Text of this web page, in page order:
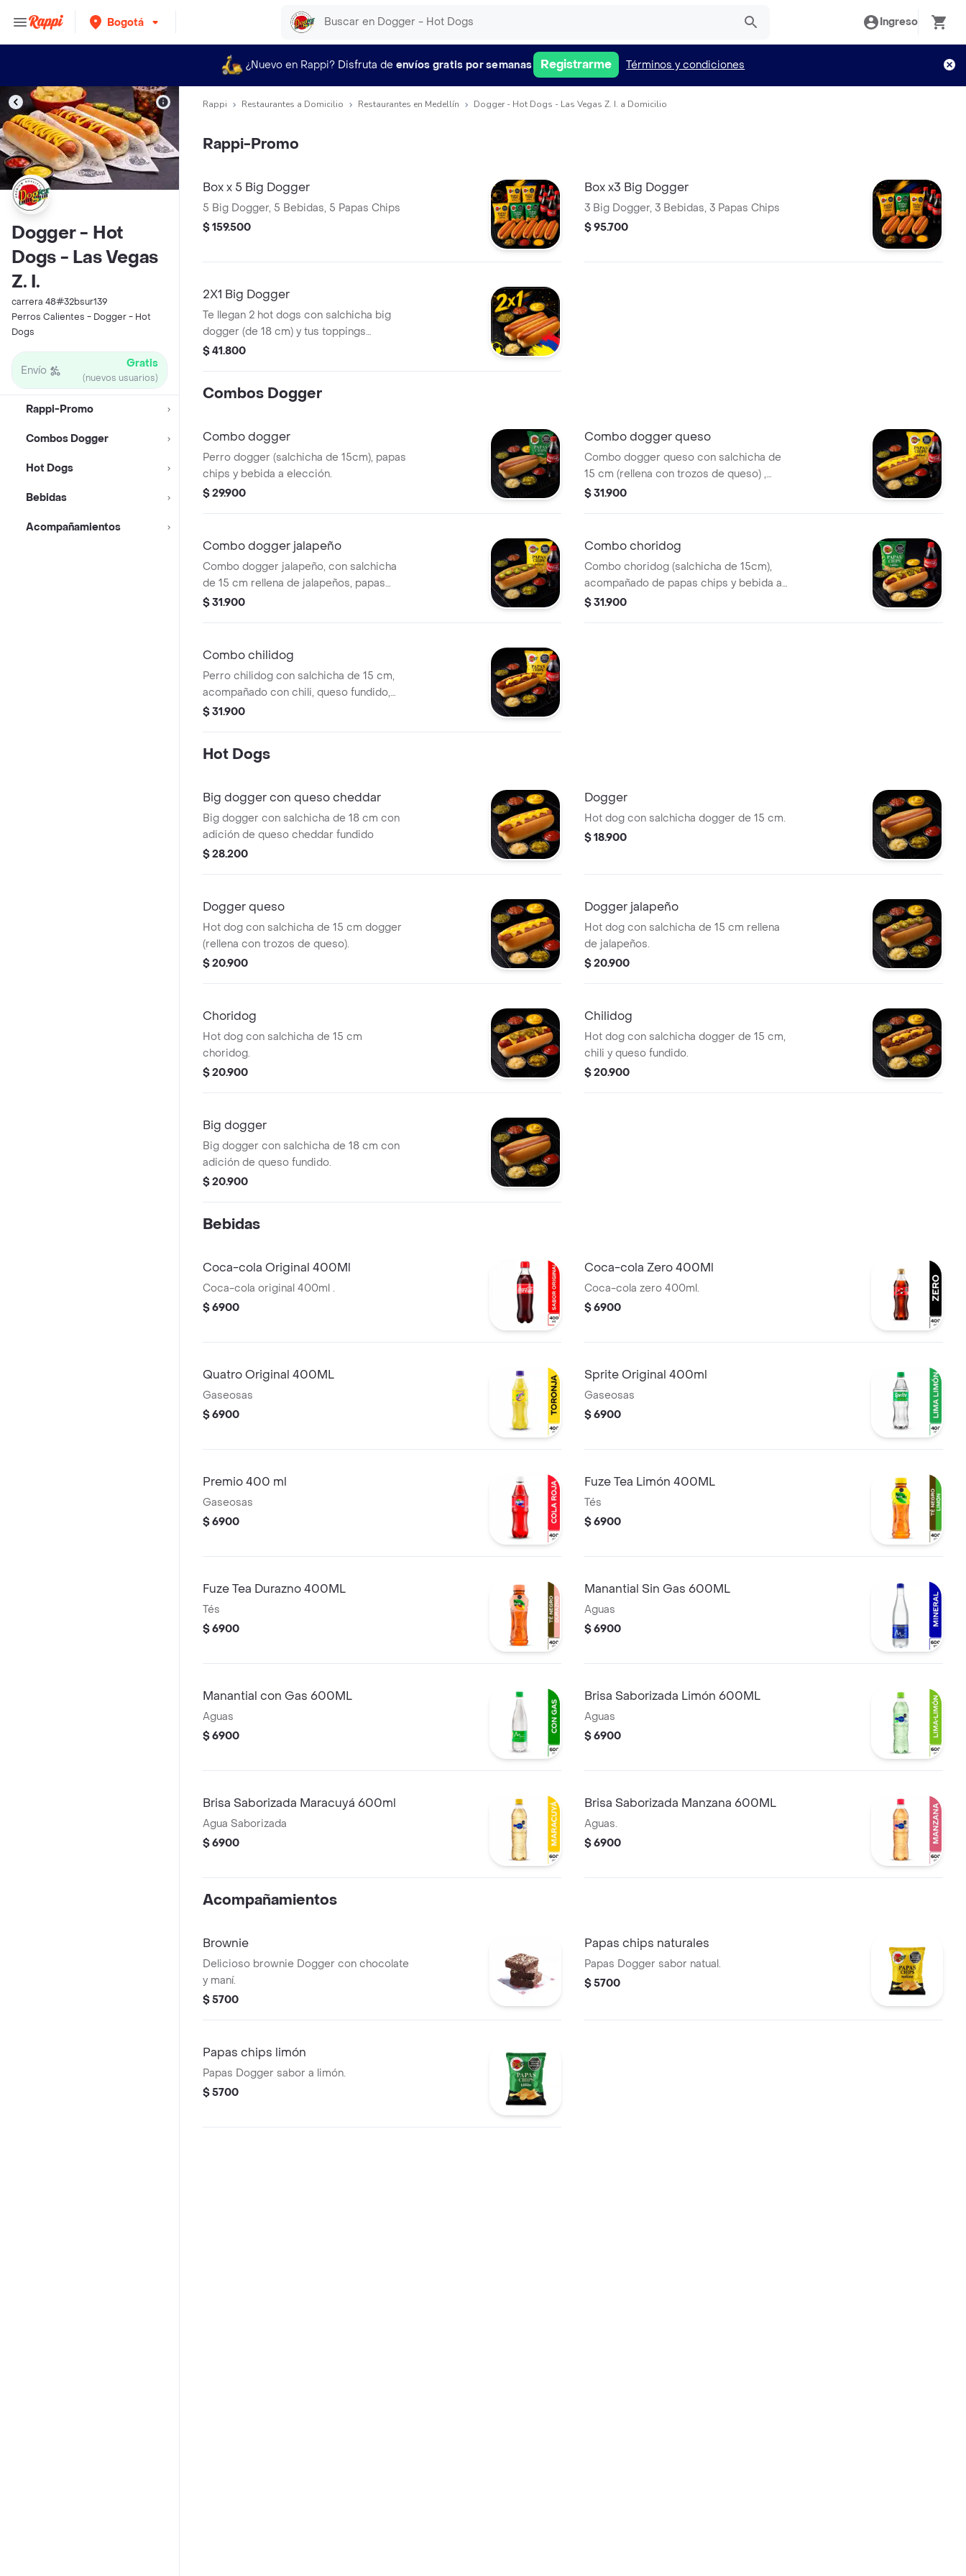
Bogotá Ingreso
¿Nuevo en Rappi? Disfruta de envíos gratis por semanas Registrarme Términos y condiciones
Dogger - Hot
Dogs - Las Vegas
Z. I.
carrera 48#32bsur139
Perros Calientes - Dogger - Hot
Dogs
Envío Gratis
(nuevos usuarios)
Rappi-Promo
Combos Dogger
Hot Dogs
Bebidas
Acompañamientos
Rappi Restaurantes a Domicilio Restaurantes en Medellín Dogger - Hot Dogs - Las Vegas Z. I. a Domicilio
Rappi-Promo
Box x 5 Big Dogger
5 Big Dogger, 5 Bebidas, 5 Papas Chips
$ 159.500
Box x3 Big Dogger
3 Big Dogger, 3 Bebidas, 3 Papas Chips
$ 95.700
2X1 Big Dogger
Te llegan 2 hot dogs con salchicha big
dogger (de 18 cm) y tus toppings
favoritos a elección.
$ 41.800
Combos Dogger
Combo dogger
Perro dogger (salchicha de 15cm), papas
chips y bebida a elección.
$ 29.900
Combo dogger queso
Combo dogger queso con salchicha de
15 cm (rellena con trozos de queso) ,
papas chips y bebida a elección.
$ 31.900
Combo dogger jalapeño
Combo dogger jalapeño, con salchicha
de 15 cm rellena de jalapeños, papas
chips y bebida a elección.
$ 31.900
Combo choridog
Combo choridog (salchicha de 15cm),
acompañado de papas chips y bebida a
elección.
$ 31.900
Combo chilidog
Perro chilidog con salchicha de 15 cm,
acompañado con chili, queso fundido,
papas chips y bebida a elección.
$ 31.900
Hot Dogs
Big dogger con queso cheddar
Big dogger con salchicha de 18 cm con
adición de queso cheddar fundido
$ 28.200
Dogger
Hot dog con salchicha dogger de 15 cm.
$ 18.900
Dogger queso
Hot dog con salchicha de 15 cm dogger
(rellena con trozos de queso).
$ 20.900
Dogger jalapeño
Hot dog con salchicha de 15 cm rellena
de jalapeños.
$ 20.900
Choridog
Hot dog con salchicha de 15 cm
choridog.
$ 20.900
Chilidog
Hot dog con salchicha dogger de 15 cm,
chili y queso fundido.
$ 20.900
Big dogger
Big dogger con salchicha de 18 cm con
adición de queso fundido.
$ 20.900
Bebidas
Coca-cola Original 400Ml
Coca-cola original 400ml .
$ 6900
Coca-cola Zero 400Ml
Coca-cola zero 400ml.
$ 6900
Quatro Original 400ML
Gaseosas
$ 6900
Sprite Original 400ml
Gaseosas
$ 6900
Premio 400 ml
Gaseosas
$ 6900
Fuze Tea Limón 400ML
Tés
$ 6900
Fuze Tea Durazno 400ML
Tés
$ 6900
Manantial Sin Gas 600ML
Aguas
$ 6900
Manantial con Gas 600ML
Aguas
$ 6900
Brisa Saborizada Limón 600ML
Aguas
$ 6900
Brisa Saborizada Maracuyá 600ml
Agua Saborizada
$ 6900
Brisa Saborizada Manzana 600ML
Aguas.
$ 6900
Acompañamientos
Brownie
Delicioso brownie Dogger con chocolate
y maní.
$ 5700
Papas chips naturales
Papas Dogger sabor natual.
$ 5700
Papas chips limón
Papas Dogger sabor a limón.
$ 5700